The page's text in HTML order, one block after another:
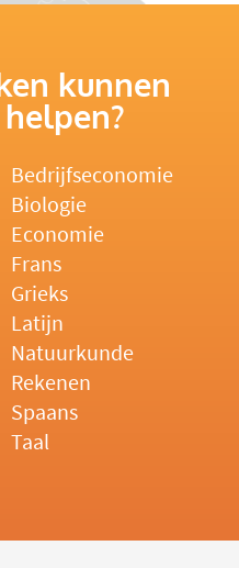
kunnen
Bedrijfseconomie
Biologie
Economie
Frans
Grieks
Latijn
Natuurkunde
Rekenen
Spaans
Taal